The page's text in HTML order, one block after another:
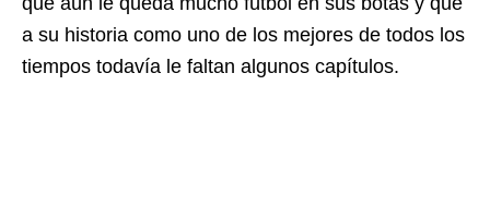
a su historia como uno de los mejores de todos los
tiempos todavía le faltan algunos capítulos.